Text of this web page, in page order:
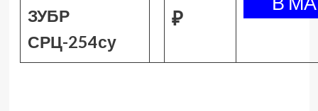
ЗУБР
СРЦ-254су
₽